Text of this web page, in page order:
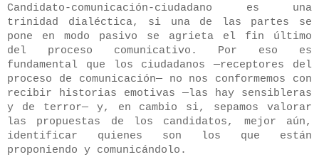
Candidato-comunicación-ciudadano es una
trinidad dialéctica, si una de las partes se
pone en modo pasivo se agrieta el fin último
del proceso comunicativo. Por eso es
fundamental que los ciudadanos —receptores del
proceso de comunicación— no nos conformemos con
recibir historias emotivas —las hay sensibleras
y de terror— y, en cambio si, sepamos valorar
las propuestas de los candidatos, mejor aún,
identificar quienes son los que están
proponiendo y comunicándolo.